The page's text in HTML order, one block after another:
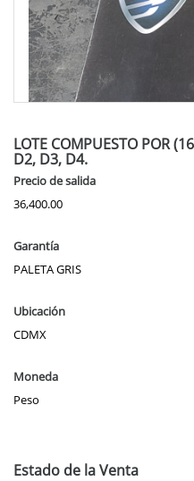
LOTE COMPUESTO POR
D2, D3, D4.
Precio de salida
36,400.00
Garantía
PALETA GRIS
Ubicación
CDMX
Moneda
Peso
Estado de la Venta